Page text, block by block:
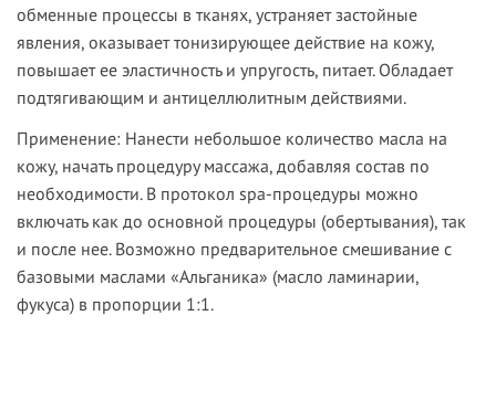
обменные процессы в тканях, устраняет застойные
явления, оказывает тонизирующее действие на кожу,
повышает ее эластичность и упругость, питает. Обладает
подтягивающим и антицеллюлитным действиями.
Применение: Нанести небольшое количество масла на
кожу, начать процедуру массажа, добавляя состав по
необходимости. В протокол spa-процедуры можно
включать как до основной процедуры (обертывания), так
и после нее. Возможно предварительное смешивание с
базовыми маслами «Альганика» (масло ламинарии,
фукуса) в пропорции 1:1.